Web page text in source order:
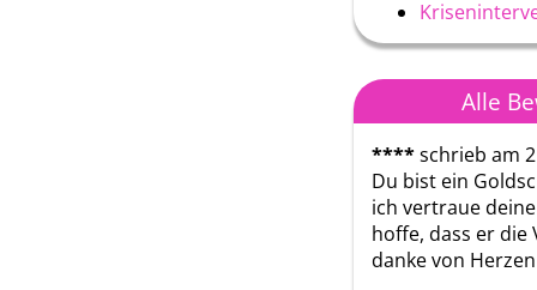
Alle
****schrieb am
Du bist ein
ich vertraue
hoffe, dass er die
danke von Herzen